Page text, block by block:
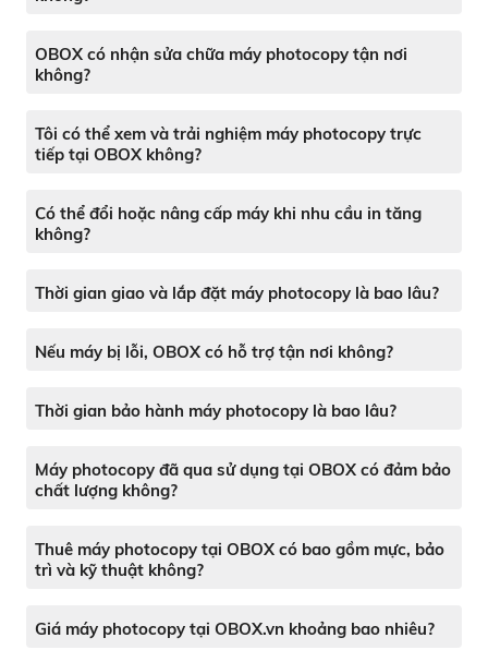
OBOX có nhận sửa chữa máy photocopy tận nơi
không?
Tôi có thể xem và trải nghiệm máy photocopy trực
tiếp tại OBOX không?
Có thể đổi hoặc nâng cấp máy khi nhu cầu in tăng
không?
Thời gian giao và lắp đặt máy photocopy là bao lâu?
Nếu máy bị lỗi, OBOX có hỗ trợ tận nơi không?
Thời gian bảo hành máy photocopy là bao lâu?
Máy photocopy đã qua sử dụng tại OBOX có đảm bảo
chất lượng không?
Thuê máy photocopy tại OBOX có bao gồm mực, bảo
trì và kỹ thuật không?
Giá máy photocopy tại OBOX.vn khoảng bao nhiêu?